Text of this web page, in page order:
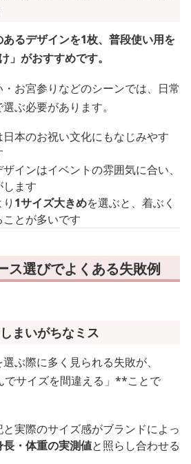
るデザインを1枚、普段使い用を
」がおすすめです。
お宮参りなどのシーンでは、日常
ぶ必要があります。
日本のお祝い文化にもなじみやす
インはイベントの雰囲気に合い、
ます
1サイズ大きめを選ぶと、着ぶく
とが多いです
ス選びでよくある失敗例
まいがちなミス
ぶ際に多く見られる失敗が、
サイズを間違える」**ことで
実際のサイズ感がブランドによっ
長・体重の実測値と照らし合わせる